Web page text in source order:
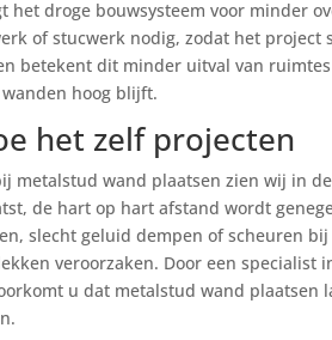
het droge bouwsysteem voor minder
of stucwerk nodig, zodat het project
betekent dit minder uitval van
hoog blijft.
het zelf projecten
metalstud wand plaatsen zien wij in
de hart op hart afstand wordt
slecht geluid dempen of scheuren
veroorzaken. Door een specialist
u dat metalstud wand plaatsen